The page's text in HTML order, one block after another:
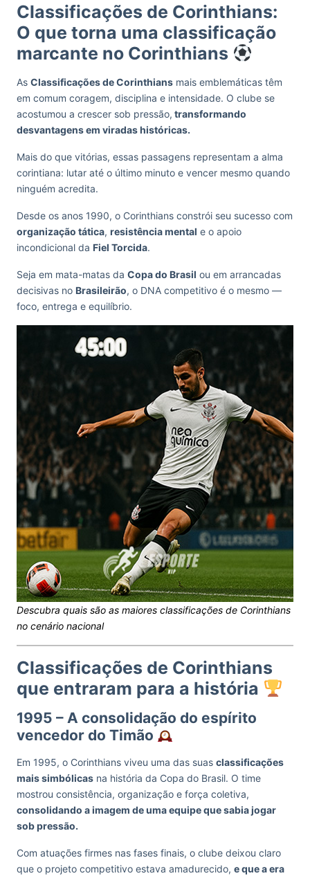
Classificações de Corinthians:
O que torna uma classificação
marcante no Corinthians
As Classificações de Corinthians mais emblemáticas têm
em comum coragem, disciplina e intensidade. O clube se
acostumou a crescer sob pressão, transformando
desvantagens em viradas históricas.
Mais do que vitórias, essas passagens representam a alma
corintiana: lutar até o último minuto e vencer mesmo quando
ninguém acredita.
Desde os anos 1990, o Corinthians constrói seu sucesso com
organização tática, resistência mental e o apoio
incondicional da Fiel Torcida.
Seja em mata-matas da Copa do Brasil ou em arrancadas
decisivas no Brasileirão, o DNA competitivo é o mesmo —
foco, entrega e equilíbrio.
Descubra quais são as maiores classificações de Corinthians
no cenário nacional
Classificações de Corinthians
que entraram para a história
1995 – A consolidação do espírito
vencedor do Timão
Em 1995, o Corinthians viveu uma das suas classificações
mais simbólicas na história da Copa do Brasil. O time
mostrou consistência, organização e força coletiva,
consolidando a imagem de uma equipe que sabia jogar
sob pressão.
Com atuações firmes nas fases finais, o clube deixou claro
que o projeto competitivo estava amadurecido, e que a era